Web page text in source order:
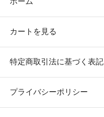
カートを見る
特定商取引法に基づく表記
プライバシーポリシー